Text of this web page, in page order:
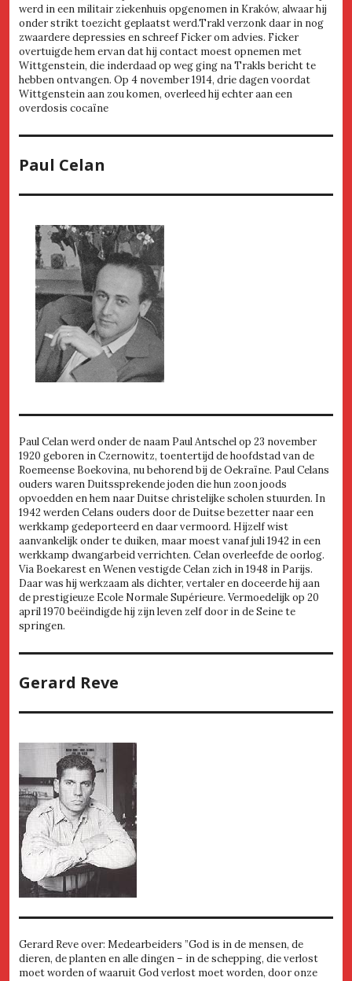
werd in een militair ziekenhuis opgenomen in Kraków, alwaar hij
onder strikt toezicht geplaatst werd.Trakl verzonk daar in nog
zwaardere depressies en schreef Ficker om advies. Ficker
overtuigde hem ervan dat hij contact moest opnemen met
Wittgenstein, die inderdaad op weg ging na Trakls bericht te
hebben ontvangen. Op 4 november 1914, drie dagen voordat
Wittgenstein aan zou komen, overleed hij echter aan een
overdosis cocaïne
Paul Celan
Paul Celan werd onder de naam Paul Antschel op 23 november
1920 geboren in Czernowitz, toentertijd de hoofdstad van de
Roemeense Boekovina, nu behorend bij de Oekraïne. Paul Celans
ouders waren Duitssprekende joden die hun zoon joods
opvoedden en hem naar Duitse christelijke scholen stuurden. In
1942 werden Celans ouders door de Duitse bezetter naar een
werkkamp gedeporteerd en daar vermoord. Hijzelf wist
aanvankelijk onder te duiken, maar moest vanaf juli 1942 in een
werkkamp dwangarbeid verrichten. Celan overleefde de oorlog.
Via Boekarest en Wenen vestigde Celan zich in 1948 in Parijs.
Daar was hij werkzaam als dichter, vertaler en doceerde hij aan
de prestigieuze Ecole Normale Supérieure. Vermoedelijk op 20
april 1970 beëindigde hij zijn leven zelf door in de Seine te
springen.
Gerard Reve
Gerard Reve over: Medearbeiders ”God is in de mensen, de
dieren, de planten en alle dingen – in de schepping, die verlost
moet worden of waaruit God verlost moet worden, door onze